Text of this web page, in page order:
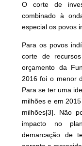
O corte de
combinado à
especial os povos
Para os povos
corte de
orçamento da
2016 foi o menor
Para se ter uma
milhões e em
milhões[3] . Não
impacto no
demarcação de